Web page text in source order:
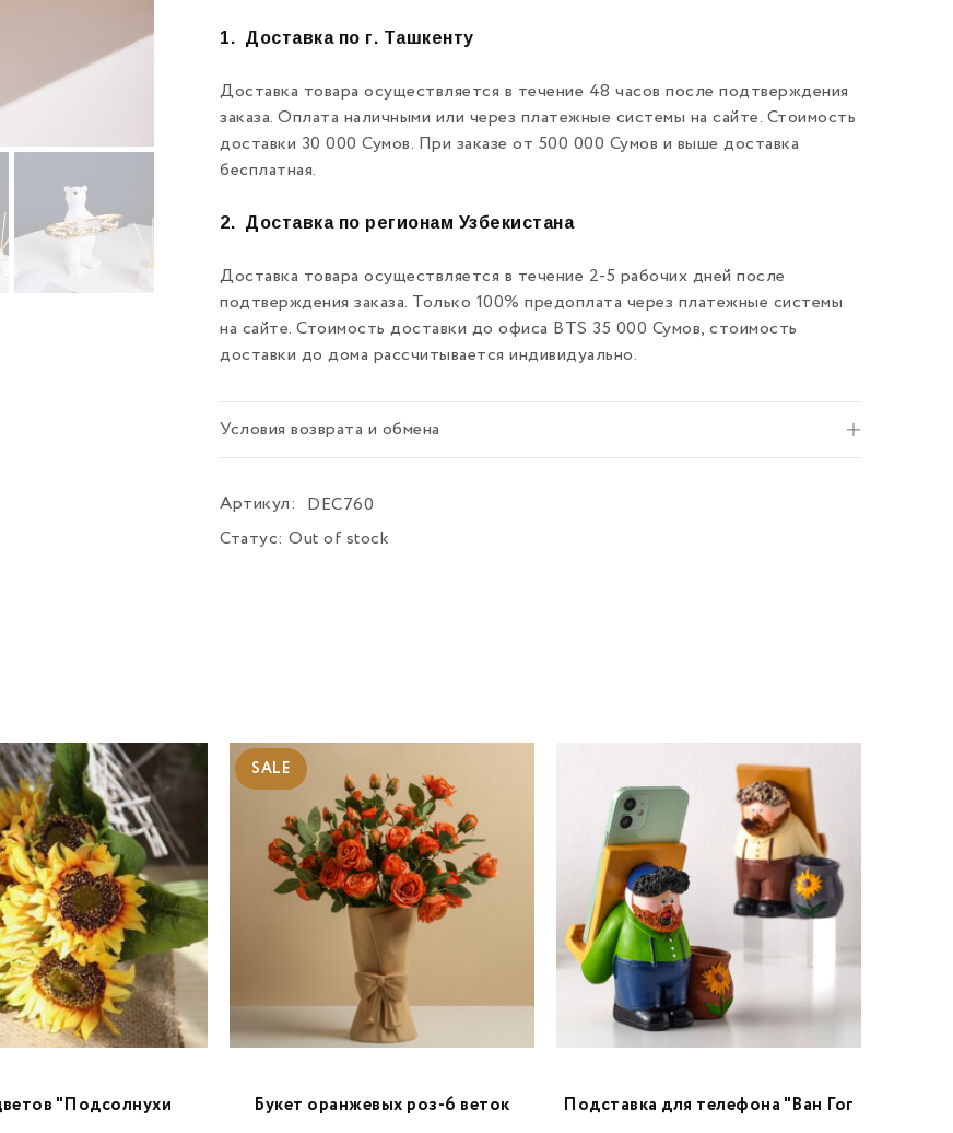
1. Доставка по г. Ташкенту
Доставка товара осуществляется в течение 48 часов после подтверждения
заказа. Оплата наличными или через платежные системы на сайте. Стоимость
доставки 30 000 Сумов. При заказе от 500 000 Сумов и выше доставка
бесплатная.
2. Доставка по регионам Узбекистана
Доставка товара осуществляется в течение 2-5 рабочих дней после
подтверждения заказа. Только 100% предоплата через платежные системы
на сайте. Стоимость доставки до офиса BTS 35 000 Сумов, стоимость
доставки до дома рассчитывается индивидуально.
Условия возврата и обмена
Артикул:
DEC760
Статус: Out of stock
"Подсолнухи
SALE
Букет оранжевых роз-6 веток Подставка для телефона "Ван Гог